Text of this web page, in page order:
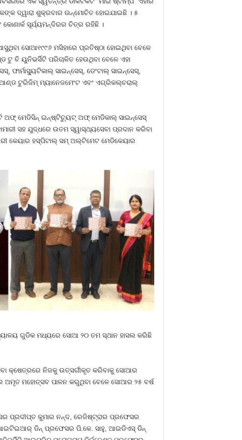
ଦ୍ୱାରା ଶୁକ୍ରବାର ଉନ୍ମୋଚିତ ହୋଇଯାଇଛି । ୫
ସୂର୍ଯ୍ୟମନ୍ଦିରର ଚିତ୍ର ରହିଛି ।
ସୋଆ୧୯୯୬ ମସିହାରେ ପ୍ରତିଷ୍ଠା ହୋଇଥିବା ବେଳେ
ବି ୟୁନିଭର୍ସିଟି ପରିଚାଳିତ ହେଉଥିବା ବେଳେ ଏହା
ସାଇନ୍‌ସେସ୍‌, ଡେଂଟାଲ୍ ସାଇନ୍‌ସେସ୍‌,
ଆଣ୍ଡ ଟୁରିଜିମ୍ ମ୍ୟାନେଜମେଂଟ ଏବଂ ଏଗ୍ରିକଲ୍‌ଚରାଲ୍
ଅଫ୍ ମେଡିସିନ୍ ଇନ୍‌ଷ୍ଟିଚ୍ୟୁଟ୍ ଅଫ୍ ମେଡିକାଲ୍ ସାଇନ୍‌ସେସ୍
ସହ ଯୁଦ୍ଧରେ ଉତମ ସ୍ୱାସ୍ଥ୍ୟସେବା ପ୍ରଦାନ କରିବା
କେୟାର ହସ୍ପିଟାଲ୍ ସମ୍ ଅଲ୍ଟିମେଟ ମେଡିକେୟାର
ଗୁଡିକ ମଧ୍ୟରେ ସୋଆ ୨୦ ତମ ସ୍ଥାନ ହାସଲ କରିଛି
କ୍ଷେତ୍ରରେ ନିଜକୁ ଉତ୍ସର୍ଗୀକୃତ କରିବାକୁ ସୋଆର
ଅମୃତ ମହୋତ୍ସବ ପାଳନ କରୁଥିବା ବେଳେ ସୋଆର ୨୫ ବର୍ଷ
ପ୍ରଦୀପ୍ତ କୁମାର ନନ୍ଦ, ରେଜିଷ୍ଟ୍ରାର ପ୍ରଫେସର
ଆଇଟିଇଆର୍ ଡିନ୍ ପ୍ରଫେସର ପି.କେ. ସାହୁ, ଆଇଡିଏସ୍ ଡିନ୍